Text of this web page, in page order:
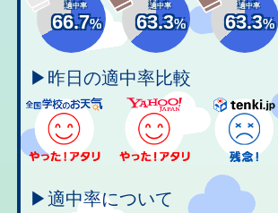
適中率
66.7%
適中率
63.3%
適中率
63.3%
▶昨日の適中率比較
▶適中率について